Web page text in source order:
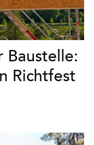
Baustelle:
Richtfest